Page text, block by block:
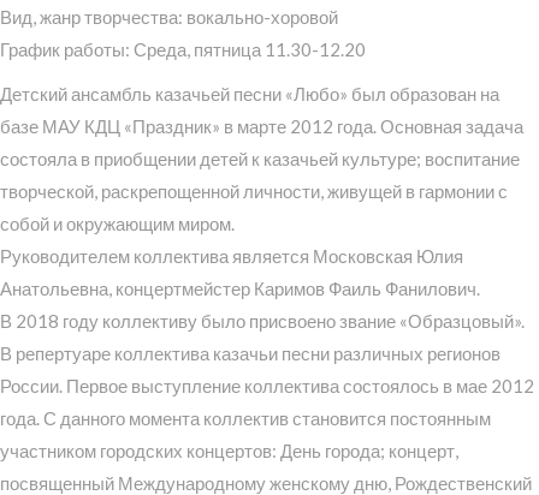
Вид, жанр творчества: вокально-хоровой
График работы: Среда, пятница 11.30-12.20
Детский ансамбль казачьей песни «Любо» был образован на
базе МАУ КДЦ «Праздник» в марте 2012 года. Основная задача
состояла в приобщении детей к казачьей культуре; воспитание
творческой, раскрепощенной личности, живущей в гармонии с
собой и окружающим миром.
Руководителем коллектива является Московская Юлия
Анатольевна, концертмейстер Каримов Фаиль Фанилович.
В 2018 году коллективу было присвоено звание «Образцовый».
В репертуаре коллектива казачьи песни различных регионов
России. Первое выступление коллектива состоялось в мае 2012
года. С данного момента коллектив становится постоянным
участником городских концертов: День города; концерт,
посвященный Международному женскому дню, Рождественский